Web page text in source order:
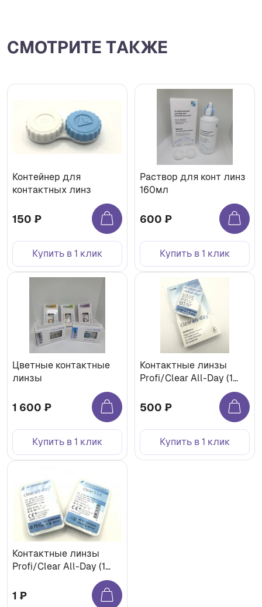
СМОТРИТЕ ТАКЖЕ
Контейнер для
контактных линз
150 ₽
Купить в 1 клик
Раствор для конт линз
160мл
600 ₽
Купить в 1 клик
Цветные контактные
линзы
1 600 ₽
Купить в 1 клик
Контактные линзы
Profi/Clear All-Day (1
500 ₽
Купить в 1 клик
Контактные линзы
Profi/Clear All-Day (1
1 ₽